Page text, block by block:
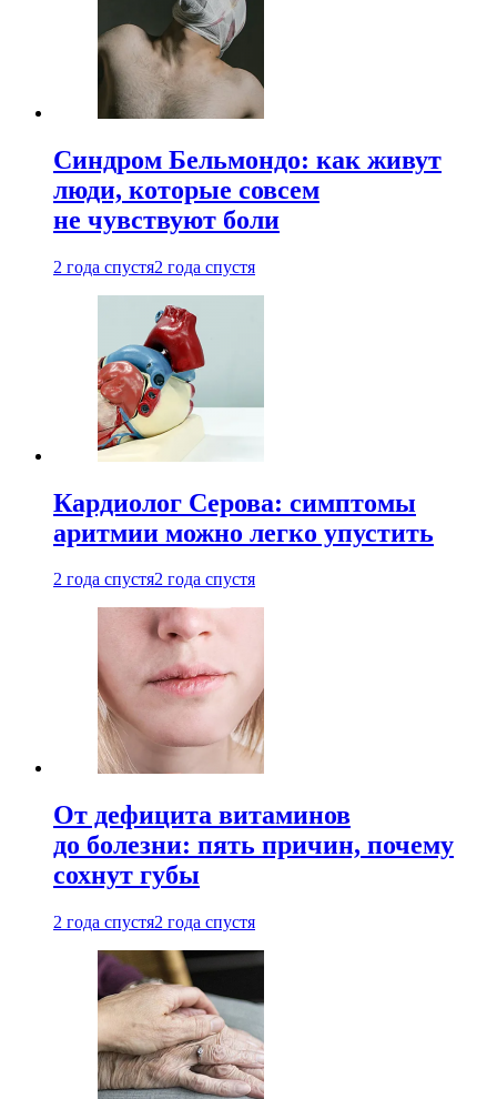
Синдром Бельмондо: как живут
люди, которые совсем
не чувствуют боли
2 года спустя2 года спустя
Кардиолог Серова: симптомы
аритмии можно легко упустить
2 года спустя2 года спустя
От дефицита витаминов
до болезни: пять причин, почему
сохнут губы
2 года спустя2 года спустя